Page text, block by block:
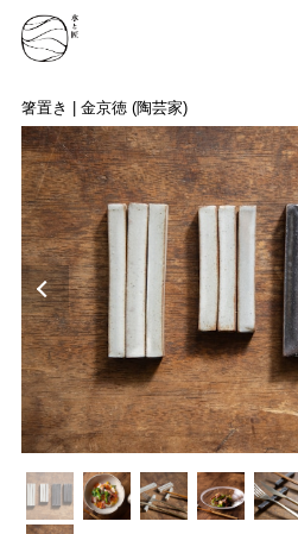
箸置き | 金京徳 (陶芸家)